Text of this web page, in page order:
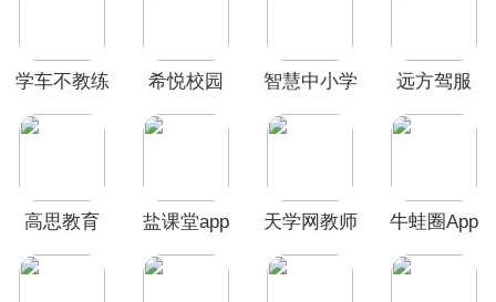
学车不教练
希悦校园
智慧中小学
远方驾服
高思教育
盐课堂app
天学网教师
牛蛙圈App